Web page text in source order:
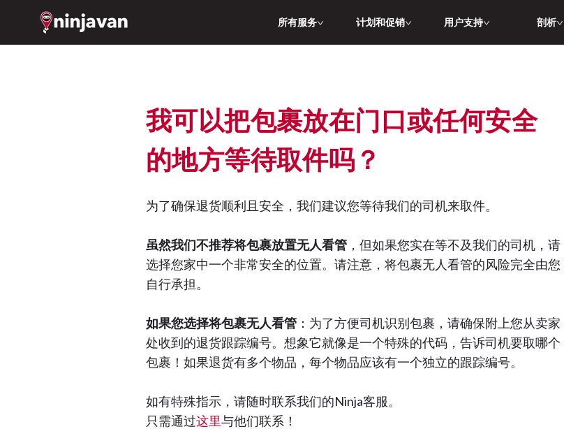
所有服务 计划和促销 用户支持 剖析
我可以把包裹放在门口或任何安全
的地方等待取件吗？
为了确保退货顺利且安全，我们建议您等待我们的司机来取件。
虽然我们不推荐将包裹放置无人看管 ，但如果您实在等不及我们的司机，请
选择您家中一个非常安全的位置。请注意，将包裹无人看管的风险完全由您
自行承担。
如果您选择将包裹无人看管 ：为了方便司机识别包裹，请确保附上您从卖家
处收到的退货跟踪编号。想象它就像是一个特殊的代码，告诉司机要取哪个
包裹！如果退货有多个物品，每个物品应该有一个独立的跟踪编号。
如有特殊指示，请随时联系我们的Ninja客服。
只需通过这里与他们联系！